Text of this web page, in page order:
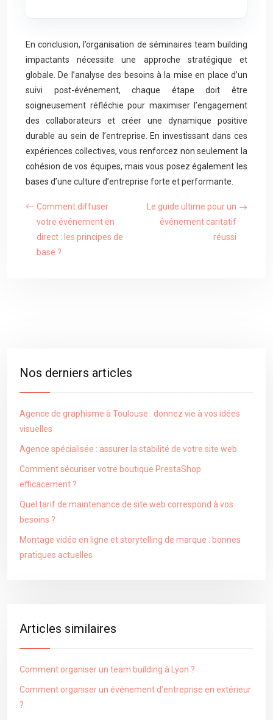
En conclusion, l’organisation de séminaires team building
impactants nécessite une approche stratégique et
globale. De l’analyse des besoins à la mise en place d’un
suivi post-événement, chaque étape doit être
soigneusement réfléchie pour maximiser l’engagement
des collaborateurs et créer une dynamique positive
durable au sein de l’entreprise. En investissant dans ces
expériences collectives, vous renforcez non seulement la
cohésion de vos équipes, mais vous posez également les
bases d’une culture d’entreprise forte et performante.
Comment diffuser
votre événement en
direct : les principes de
base ?
Le guide ultime pour un
événement caritatif
réussi
Nos derniers articles
Agence de graphisme à Toulouse : donnez vie à vos idées
visuelles
Agence spécialisée : assurer la stabilité de votre site web
Comment sécuriser votre boutique PrestaShop
efficacement ?
Quel tarif de maintenance de site web correspond à vos
besoins ?
Montage vidéo en ligne et storytelling de marque : bonnes
pratiques actuelles
Articles similaires
Comment organiser un team building à Lyon ?
Comment organiser un événement d’entreprise en extérieur
?